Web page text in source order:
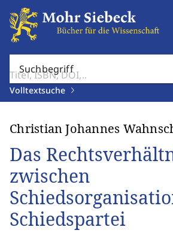
Suchbegriff
Volltextsuche
Christian Johannes
Das
zwischen
Schiedspartei